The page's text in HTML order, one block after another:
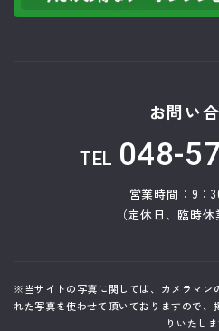
お問い
TEL 048-
営業時間：9：
（定休日、臨時休
※当サイトの写真に関しては、カメラマン
れた写真を使わせて頂いておりますので
りいたしま